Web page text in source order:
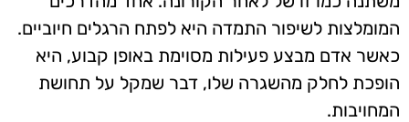
המומלצות לשיפור התמדה היא לפתח הרגלים חיוביים.
כאשר אדם מבצע פעילות מסוימת באופן קבוע, היא
הופכת לחלק מהשגרה שלו, דבר שמקל על תחושת
המחויבות.